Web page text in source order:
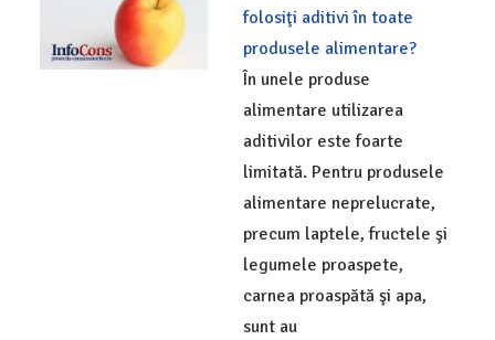
folosiţi aditivi în toate
produsele alimentare?
În unele produse
alimentare utilizarea
aditivilor este foarte
limitată. Pentru produsele
alimentare neprelucrate,
precum laptele, fructele şi
legumele proaspete,
carnea proaspătă şi apa,
sunt au